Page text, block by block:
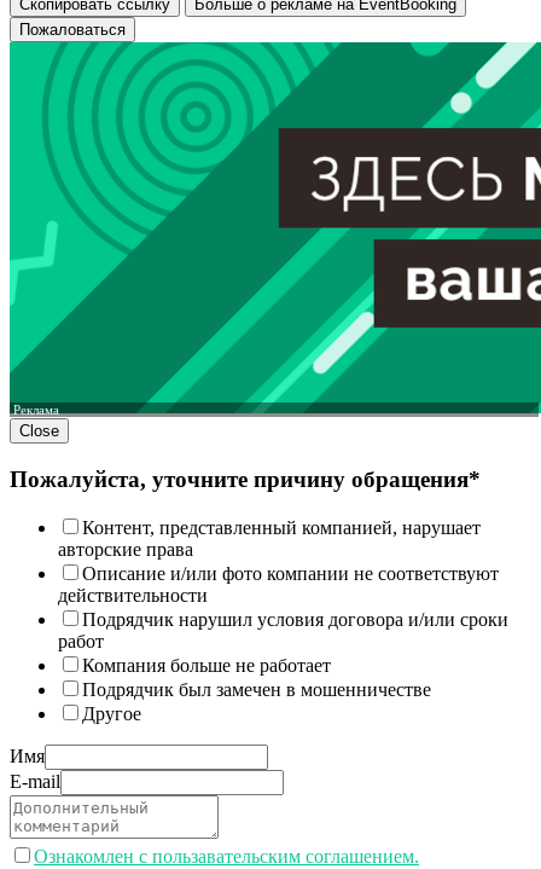
Скопировать ссылку
Больше о рекламе на EventBooking
Пожаловаться
Реклама
Close
Пожалуйста, уточните причину обращения*
Контент, представленный компанией, нарушает
авторские права
Описание и/или фото компании не соответствуют
действительности
Подрядчик нарушил условия договора и/или сроки
работ
Компания больше не работает
Подрядчик был замечен в мошенничестве
Другое
Имя
E-mail
Ознакомлен с пользавательским соглашением.